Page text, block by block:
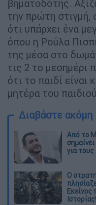
βηματοδότης.
την πρώτη στιγμή,
ότι υπάρχει ένα
όπου η Ρούλα
της μέσα στο
τις 2 το μεσημέρι
ότι το παιδί είναι
μητέρα του
Διαβάστε ακόμη
Από το
για
O
Εκείνος
Ιστορίας!